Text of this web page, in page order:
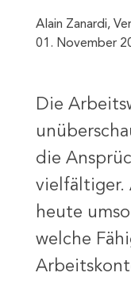
Alain Zanardi,
01. November
Die
die
vielfältiger.
heute
welche